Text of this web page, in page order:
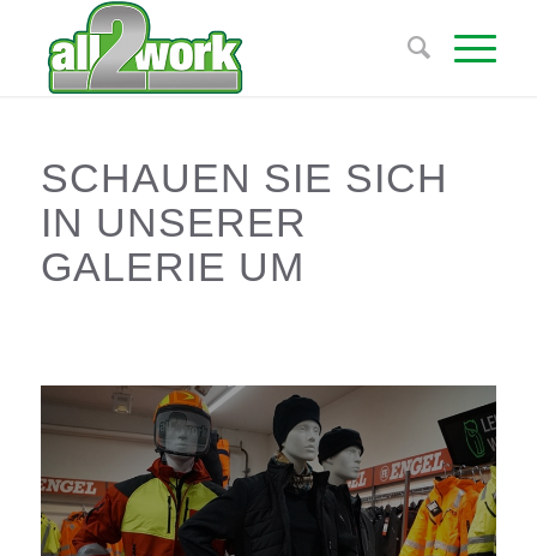
SCHAUEN SIE SICH
IN UNSERER
GALERIE UM